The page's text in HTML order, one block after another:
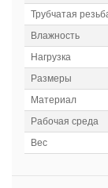
Трубчатая
Влажность
Нагрузка
Размеры
Материал
Рабочая среда
Вес